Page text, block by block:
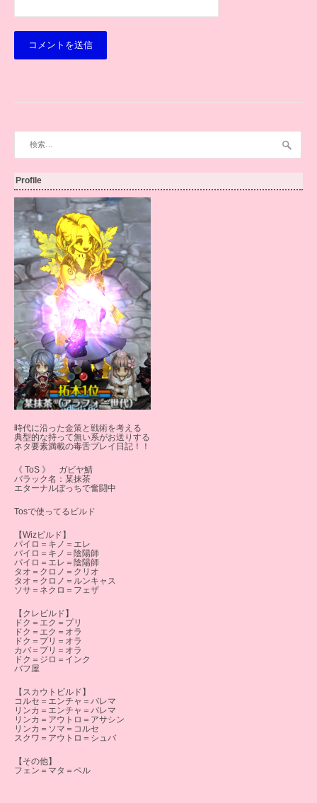
Profile
時代に沿った金策と戦術を考える
典型的な持って無い系がお送りする
ネタ要素満載の毒舌プレイ日記！！
《 ToS 》 ガビヤ鯖
バラック名：某抹茶
エターナルぼっちで奮闘中
Tosで使ってるビルド
【Wizビルド】
パイロ＝キノ＝エレ
パイロ＝キノ＝陰陽師
パイロ＝エレ＝陰陽師
タオ＝クロノ＝クリオ
タオ＝クロノ＝ルンキャス
ソサ＝ネクロ＝フェザ
【クレビルド】
ドク＝エク＝プリ
ドク＝エク＝オラ
ドク＝プリ＝オラ
カバ＝プリ＝オラ
ドク＝ジロ＝インク
バフ屋
【スカウトビルド】
コルセ＝エンチャ＝バレマ
リンカ＝エンチャ＝バレマ
リンカ＝アウトロ＝アサシン
リンカ＝ソマ＝コルセ
スクワ＝アウトロ＝シュバ
【その他】
フェン＝マタ＝ペル